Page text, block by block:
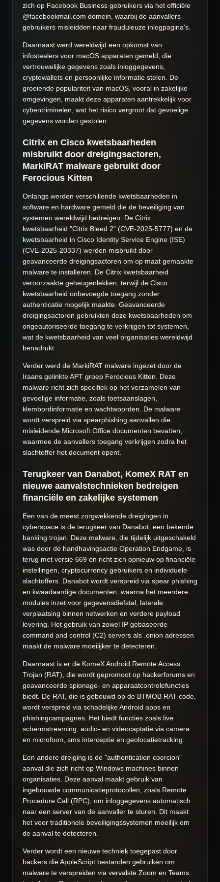
zich op Facebook Business gebruikers via het officiële
@facebookmail.com domein, waarbij de aanvallers
gebruikers misleidden naar frauduleuze inlogpagina's.
Daarnaast werd wereldwijd een opkomst van
infostealers voor macOS apparaten gemeld, die
vertrouwelijke gegevens zoals inloggegevens,
cryptowallets en persoonlijke informatie stelen. De
groeiende populariteit van macOS, vooral in zakelijke
omgevingen, maakt deze apparaten aantrekkelijk voor
cybercriminelen, wat het risico vergroot dat gevoelige
gegevens worden gestolen.
Citrix en Cisco kwetsbaarheden
misbruikt door dreigingsactoren,
MarkiRAT malware gebruikt door
Ferocious Kitten
Onlangs werden verschillende kwetsbaarheden in
software en hardware gemeld die de beveiliging van
systemen wereldwijd bedreigen. De Citrix
kwetsbaarheid "Citrix Bleed 2" (CVE-2025-5777) en de
kwetsbaarheid in Cisco Identity Service Engine (ISE)
(CVE-2025-20337) werden misbruikt door
geavanceerde dreigingsactoren om op maat gemaakte
malware te installeren. De Citrix kwetsbaarheid
veroorzaakte geheugenlekken, terwijl de Cisco
kwetsbaarheid onbevoegde toegang zonder
authenticatie mogelijk maakte. Geavanceerde
dreigingsactoren gebruikten deze kwetsbaarheden om
ongeautoriseerde toegang te verkrijgen tot systemen,
wat de kwetsbaarheid van veel organisaties wereldwijd
benadrukt.
Verder werd de MarkiRAT malware ingezet door de
Iraans gelinkte APT groep Ferocious Kitten. Deze
malware richt zich specifiek op het verzamelen van
gevoelige informatie, zoals toetsaanslagen,
klembordinformatie en wachtwoorden. De malware
wordt verspreid via spearphishing aanvallen die
misleidende Microsoft Office documenten bevatten,
waarmee de aanvallers toegang verkrijgen zodra het
slachtoffer het document opent.
Terugkeer van Danabot, KomeX RAT en
nieuwe aanvalstechnieken bedreigen
financiële en zakelijke systemen
Een van de meest zorgwekkende dreigingen in
cyberspace is de terugkeer van Danabot, een bekende
banking trojan. Deze malware, die tijdelijk uitgeschakeld
was door de handhavingsactie Operation Endgame, is
terug met versie 669 en richt zich opnieuw op financiële
instellingen, cryptocurrency gebruikers en individuele
slachtoffers. Danabot wordt verspreid via spear phishing
en kwaadaardige documenten, waarna het meerdere
modules inzet voor gegevensdiefstal, laterale
verplaatsing binnen netwerken en verdere payload
levering. Het gebruik van zowel IP gebaseerde
command and control (C2) servers als .onion adressen
maakt de malware moeilijker te detecteren.
Daarnaast is er de KomeX Android Remote Access
Trojan (RAT), die wordt gepromoot op hackerforums en
geavanceerde spionage- en apparaatcontrolefuncties
biedt. De RAT, die is gebouwd op de BTMOB RAT code,
wordt verspreid via schadelijke Android apps en
phishingcampagnes. Het biedt functies zoals live
schermstreaming, audio- en videocaptatie via camera
en microfoon, sms interceptie en geolocatietracking.
Een andere dreiging is de "authentication coercion"
aanval die zich richt op Windows machines binnen
organisaties. Deze aanval maakt gebruik van
ingebouwde communicatieprotocollen, zoals Remote
Procedure Call (RPC), om inloggegevens automatisch
naar een server van de aanvaller te sturen. Dit maakt
het voor traditionele beveiligingssystemen moeilijk om
de aanval te detecteren.
Verder wordt een nieuwe techniek toegepast door
hackers die AppleScript bestanden gebruiken om
malware te verspreiden via vervalste Zoom en Teams